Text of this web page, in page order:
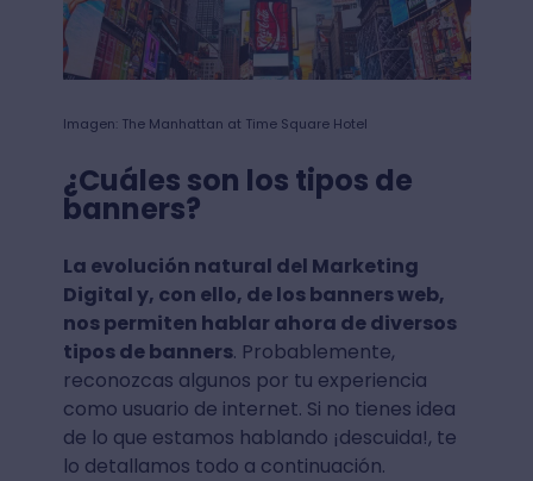
Imagen: The Manhattan at Time Square Hotel
¿Cuáles son los tipos de
banners?
La evolución natural del Marketing
Digital y, con ello, de los banners web,
nos permiten hablar ahora de diversos
tipos de banners. Probablemente,
reconozcas algunos por tu experiencia
como usuario de internet. Si no tienes idea
de lo que estamos hablando ¡descuida!, te
lo detallamos todo a continuación.